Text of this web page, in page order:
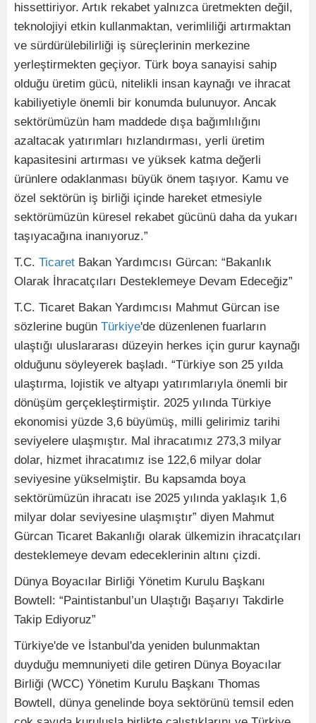
hissettiriyor. Artık rekabet yalnızca üretmekten değil,
teknolojiyi etkin kullanmaktan, verimliliği artırmaktan
ve sürdürülebilirliği iş süreçlerinin merkezine
yerleştirmekten geçiyor. Türk boya sanayisi sahip
olduğu üretim gücü, nitelikli insan kaynağı ve ihracat
kabiliyetiyle önemli bir konumda bulunuyor. Ancak
sektörümüzün ham maddede dışa bağımlılığını
azaltacak yatırımları hızlandırması, yerli üretim
kapasitesini artırması ve yüksek katma değerli
ürünlere odaklanması büyük önem taşıyor. Kamu ve
özel sektörün iş birliği içinde hareket etmesiyle
sektörümüzün küresel rekabet gücünü daha da yukarı
taşıyacağına inanıyoruz.”
T.C. Ticaret Bakan Yardımcısı Gürcan: “Bakanlık
Olarak İhracatçıları Desteklemeye Devam Edeceğiz”
T.C. Ticaret Bakan Yardımcısı Mahmut Gürcan ise
sözlerine bugün Türkiye'de düzenlenen fuarların
ulaştığı uluslararası düzeyin herkes için gurur kaynağı
olduğunu söyleyerek başladı. “Türkiye son 25 yılda
ulaştırma, lojistik ve altyapı yatırımlarıyla önemli bir
dönüşüm gerçekleştirmiştir. 2025 yılında Türkiye
ekonomisi yüzde 3,6 büyümüş, milli gelirimiz tarihi
seviyelere ulaşmıştır. Mal ihracatımız 273,3 milyar
dolar, hizmet ihracatımız ise 122,6 milyar dolar
seviyesine yükselmiştir. Bu kapsamda boya
sektörümüzün ihracatı ise 2025 yılında yaklaşık 1,6
milyar dolar seviyesine ulaşmıştır” diyen Mahmut
Gürcan Ticaret Bakanlığı olarak ülkemizin ihracatçıları
desteklemeye devam edeceklerinin altını çizdi.
Dünya Boyacılar Birliği Yönetim Kurulu Başkanı
Bowtell: “Paintistanbul’un Ulaştığı Başarıyı Takdirle
Takip Ediyoruz”
Türkiye'de ve İstanbul'da yeniden bulunmaktan
duyduğu memnuniyeti dile getiren Dünya Boyacılar
Birliği (WCC) Yönetim Kurulu Başkanı Thomas
Bowtell, dünya genelinde boya sektörünü temsil eden